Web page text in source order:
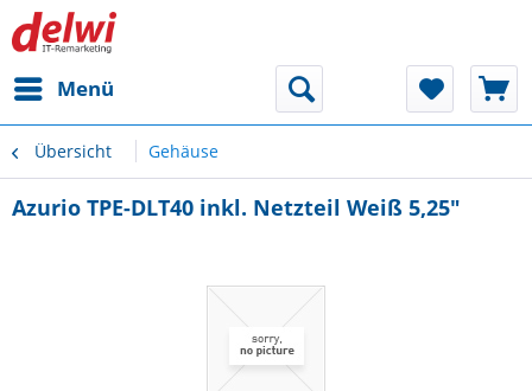
Menü
Übersicht Gehäuse
Azurio TPE-DLT40 inkl. Netzteil Weiß 5,25"